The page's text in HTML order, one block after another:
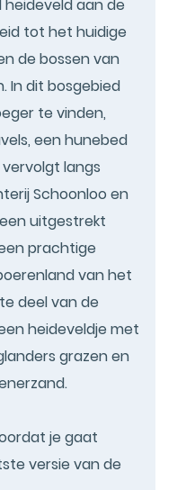
aan de
tot het huidige
de bossen van
In dit bosgebied
te vinden,
een hunebed
langs
Schoonloo en
uitgestrekt
prachtige
van het
deel van de
heideveldje met
grazen en
je gaat
versie van de